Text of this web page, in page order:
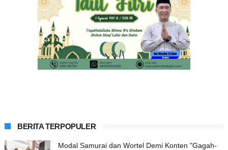
BERITA TERPOPULER
Modal Samurai dan Wortel Demi Konten "Gagah-